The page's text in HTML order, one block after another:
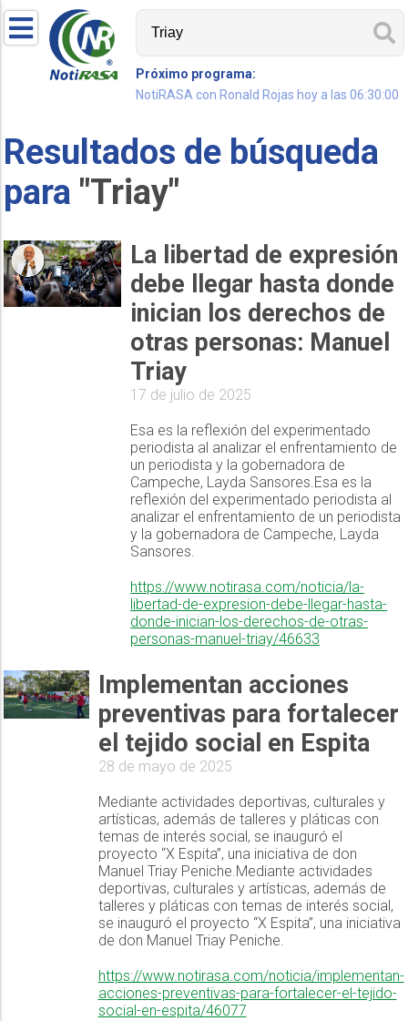
Próximo programa:
NotiRASA con Ronald Rojas hoy a las 06:30:00
Resultados de búsqueda
para "Triay"
La libertad de expresión
debe llegar hasta donde
inician los derechos de
otras personas: Manuel
Triay
17 de julio de 2025
Esa es la reflexión del experimentado
periodista al analizar el enfrentamiento de
un periodista y la gobernadora de
Campeche, Layda Sansores.Esa es la
reflexión del experimentado periodista al
analizar el enfrentamiento de un periodista
y la gobernadora de Campeche, Layda
Sansores.
https://www.notirasa.com/noticia/la-
libertad-de-expresion-debe-llegar-hasta-
donde-inician-los-derechos-de-otras-
personas-manuel-triay/46633
Implementan acciones
preventivas para fortalecer
el tejido social en Espita
28 de mayo de 2025
Mediante actividades deportivas, culturales y
artísticas, además de talleres y pláticas con
temas de interés social, se inauguró el
proyecto “X Espita”, una iniciativa de don
Manuel Triay Peniche.Mediante actividades
deportivas, culturales y artísticas, además de
talleres y pláticas con temas de interés social,
se inauguró el proyecto “X Espita”, una iniciativa
de don Manuel Triay Peniche.
https://www.notirasa.com/noticia/implementan-
acciones-preventivas-para-fortalecer-el-tejido-
social-en-espita/46077